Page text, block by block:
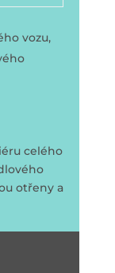
vozu,
celého
otřeny a